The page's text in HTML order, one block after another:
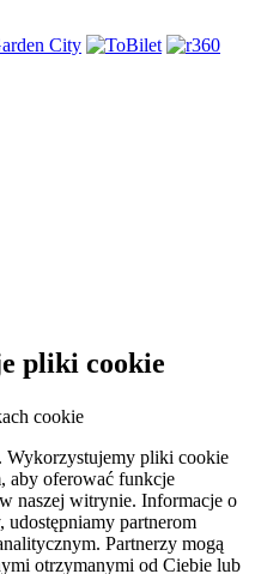
pliki cookie
cookie
Wykorzystujemy pliki cookie
aby oferować funkcje
naszej witrynie. Informacje o
partnerom
Partnerzy mogą
otrzymanymi od Ciebie lub